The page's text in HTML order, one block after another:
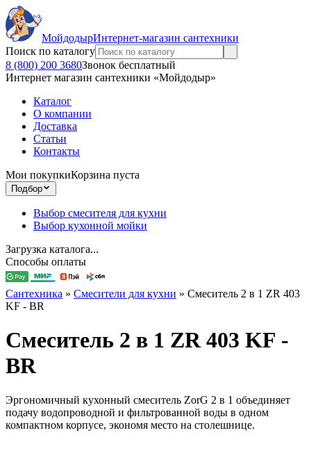
МойдодырИнтернет-магазин сантехники
Поиск по каталогу
8 (800) 200 3680Звонок бесплатный
Интернет магазин сантехники «Мойдодыр»
Каталог
О компании
Доставка
Статьи
Контакты
Мои покупкиКорзина пуста
Подбор
Выбор смесителя для кухни
Выбор кухонной мойки
Загрузка каталога...
Способы оплаты
Сантехника » Смесители для кухни » Смеситель 2 в 1 ZR 403
KF - BR
Смеситель 2 в 1 ZR 403 KF -
BR
Эргономичный кухонный смеситель ZorG 2 в 1 объединяет
подачу водопроводной и фильтрованной воды в одном
компактном корпусе, экономя место на столешнице.